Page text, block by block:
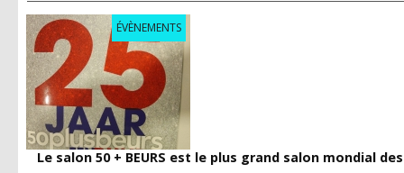
ÉVÈNEMENTS
Le salon 50 + BEURS est le plus grand salon mondial